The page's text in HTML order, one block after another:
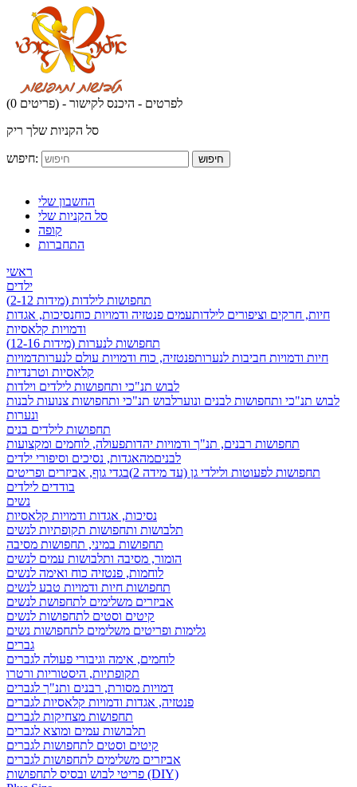
(0 פריטים) - לפרטים - היכנס לקישור
סל הקניות שלך ריק
חיפוש: חיפוש
החשבון שלי
סל הקניות שלי
קופה
התחברות
ראשי
ילדים
תחפושות לילדות (מידות 2-12)
חיות, חרקים וציפורים לילדותעמים פנטזיה ודמויות כוחנסיכות, אגדות
ודמויות קלאסיות
תחפושות לנערות (מידות 12-16)
חיות ודמויות חביבות לנערותפנטזיה, כוח ודמויות עולם לנערותדמויות
קלאסיות וטרנדיות
לבוש תנ"כי ותחפושות לילדים וילדות
לבוש תנ"כי ותחפושות לבנים ונוערלבוש תנ"כי ותחפושות צנועות לבנות
ונערות
תחפושות לילדים בנים
תחפושות רבנים, תנ"ך ודמויות יהדותפעולה, לוחמים ומקצועות
לבניםמהאגדות, נסיכים וסיפורי ילדים
תחפושות לפעוטות ולילדי גן (עד מידה 2)
בגדי גוף, אביזרים ופריטים
בודדים לילדים
נשים
נסיכות, אגדות ודמויות קלאסיות
תלבושות ותחפושות תקופתיות לנשים
תחפושות במיני, תחפושות מסיבה
הומור, מסיבה ותלבושות עמים לנשים
לוחמות, פנטזיה כוח ואימה לנשים
תחפושות חיות ודמויות טבע לנשים
אביזרים משלימים לתחפושת לנשים
קיטים וסטים לתחפושות לנשים
גלימות ופריטים משלימים לתחפושות נשים
גברים
לוחמים, אימה וגיבורי פעולה לגברים
תקופתיות, היסטוריות ורטרו
דמויות מסורת, רבנים ותנ"ך לגברים
פנטזיה, אגדות ודמויות קלאסיות לגברים
תחפושות מצחיקות לגברים
תלבושות עמים ומוצא לגברים
קיטים וסטים לתחפושות לגברים
אביזרים משלימים לתחפושות לגברים
פריטי לבוש ובסיס לתחפושות (DIY)